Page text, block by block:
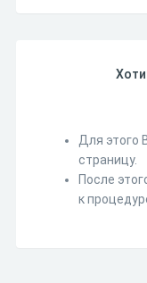
Для этого
страницу.
После
к